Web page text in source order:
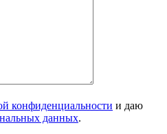
конфиденциальности и даю
данных.